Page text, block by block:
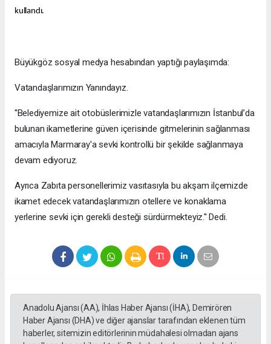
kullandı.
Büyükgöz sosyal medya hesabından yaptığı paylaşımda:
Vatandaşlarımızın Yanındayız.
''Belediyemize ait otobüslerimizle vatandaşlarımızın İstanbul’da
bulunan ikametlerine güven içerisinde gitmelerinin sağlanması
amacıyla Marmaray'a sevki kontrollü bir şekilde sağlanmaya
devam ediyoruz.
Ayrıca Zabıta personellerimiz vasıtasıyla bu akşam ilçemizde
ikamet edecek vatandaşlarımızın otellere ve konaklama
yerlerine sevki için gerekli desteği sürdürmekteyiz.'' Dedi.
Anadolu Ajansı (AA), İhlas Haber Ajansı (İHA), Demirören
Haber Ajansı (DHA) ve diğer ajanslar tarafından eklenen tüm
haberler, sitemizin editörlerinin müdahalesi olmadan ajans